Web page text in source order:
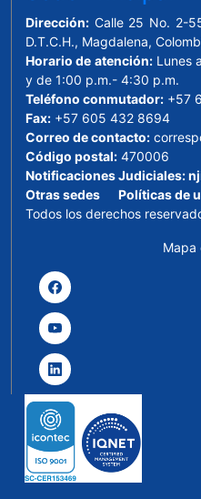
principales
Dirección: Calle 25 No. 2-
D.T.C.H., Magdalena,
Horario de atención:Lunes
y de 1:00 p.m.- 4:30 p.m.
Teléfono conmutador: +57
Fax: +57 605 432 8694
Correo de contacto:
Código postal: 470006
Notificaciones Judiciales:
Otras sedes
Políticas de
Todos los derechos
Mapa